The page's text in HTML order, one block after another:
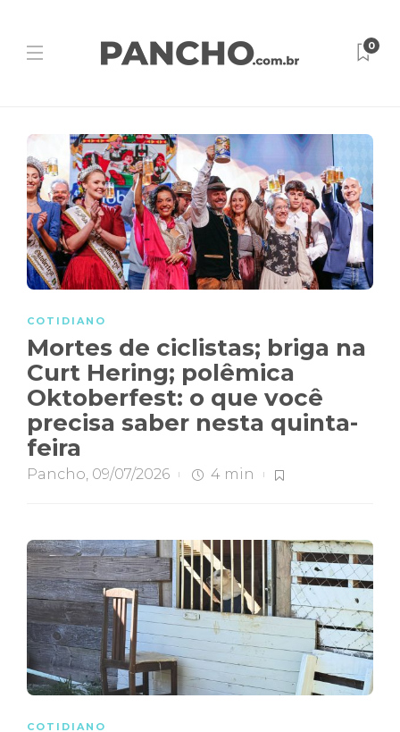
0
COTIDIANO
Mortes de ciclistas; briga na
Curt Hering; polêmica
Oktoberfest: o que você
precisa saber nesta quinta-
feira
Pancho, 09/07/2026 4 min
COTIDIANO